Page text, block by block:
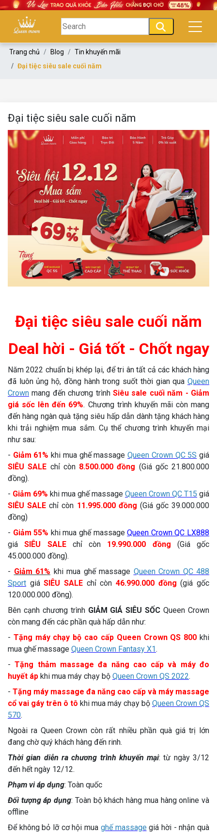
Trang chủ Blog
Tin khuyến mãi
Đại tiệc siêu sale cuối năm
Đại tiệc siêu sale cuối năm
Đại tiệc siêu sale cuối năm
Deal hời - Giá tốt - Chốt ngay
Năm 2022 chuẩn bị khép lại, để tri ân tất cả các khách hàng
đã luôn ủng hộ, đồng hành trong suốt thời gian qua Queen
Crown mang đến chương trình Siêu sale cuối năm - Giảm
giá sốc lên đến 69%. Chương trình khuyến mãi còn mang
đến hàng ngàn quà tặng siêu hấp dẫn dành tặng khách hàng
khi trải nghiệm mua sắm. Cụ thể chương trình khuyến mại
như sau:
- Giảm 61% khi mua ghế massageQueen Crown QC 5S giá
SIÊU SALE chỉ còn 8.500.000 đồng (Giá gốc 21.800.000
đồng).
- Giảm 69% khi mua ghế massage Queen Crown QC T15 giá
SIÊU SALE chỉ còn 11.995.000 đồng (Giá gốc 39.000.000
đồng)
- Giảm 55% khi mua ghế massageQueen Crown QC LX888
giáSIÊU SALEchỉ còn 19.990.000 đồng (Giá gốc
45.000.000 đồng).
- Giảm 61% khi mua ghế massage Queen Crown QC 488
Sport giáSIÊU SALE chỉ còn46.990.000 đồng (giá gốc
120.000.000 đồng).
Bên cạnh chương trình GIẢM GIÁ SIÊU SỐC Queen Crown
còn mang đến các phần quà hấp dẫn như:
- Tặng máy chạy bộ cao cấp Queen Crown QS 800 khi
mua ghế massage Queen Crown Fantasy X1.
-Tặng thảm massage đa năng cao cấp và máy đo
huyết áp khi mua máy chạy bộ Queen Crown QS 2022.
- Tặng máy massage đa năng cao cấp và máy massage
cổ vai gáy trên ô tô khi mua máy chạy bộ Queen Crown QS
570.
Ngoài ra Queen Crown còn rất nhiều phần quà giá trị lớn
đang chờ quý khách hàng đến rinh.
Thời gian diễn ra chương trình khuyến mại: từ ngày 3/12
đến hết ngày 12/12.
Phạm vi áp dụng: Toàn quốc
Đối tượng áp dụng: Toàn bộ khách hàng mua hàng online và
offline
Để không bỏ lỡ cơ hội mua ghế massagegiá hời - nhận quà